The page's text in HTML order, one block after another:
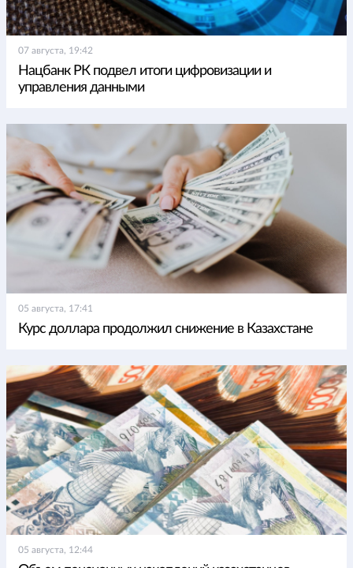
07 августа, 19:42
Нацбанк РК подвел итоги цифровизации и
управления данными
05 августа, 17:41
Курс доллара продолжил снижение в Казахстане
05 августа, 12:44